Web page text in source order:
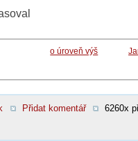
o úroveň výš
Přidat komentář 6260x